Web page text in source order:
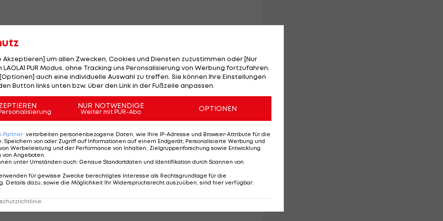
für die Sprintspezialisten, denn am Samstag biegt
des Belles Filles steht die erst Bergankunft der
Favoriten auf den Tour-Sieg in Szene setzen.
es allerdings schon auf dem Weg nach Metz.
sprengte das Feld und wurde unter anderem für den
Alejandro Valverde zum Verhängnis.
Minuten auf Titelverteidiger Cadel Evans, Wiggins
Akzeptieren] um allen Zwecken, Cookies und Diensten zuzustimmen oder [Nur
PUR Modus, ohne Tracking uns Peronsalisierung von Werbung fortzufahren.
auch eine individuelle Auswahl zu treffen. Sie können Ihre Einstellungen
Button links unten bzw. über den Link in der Fußzeile anpassen.
NUR NOTWENDIGE
Weiter mit PUR-Abo OPTIONEN
Partner verarbeiten personenbezogene Daten, wie Ihre IP-Adresse und Browser-Attribute für die
: Speichern von oder Zugriff auf Informationen auf einem Endgerät; Personalisierte Werbung und
Werbeleistung und der Performance von Inhalten, Zielgruppenforschung sowie Entwicklung
von Angeboten.
unter Umständen auch: Genaue Standortdaten und Identifikation durch Scannen von
für gewisse Zwecke berechtigtes Interesse als Rechtsgrundlage für die
Details dazu, sowie die Möglichkeit Ihr Widerspruchsrecht auszuüben, sind hier verfügbar: